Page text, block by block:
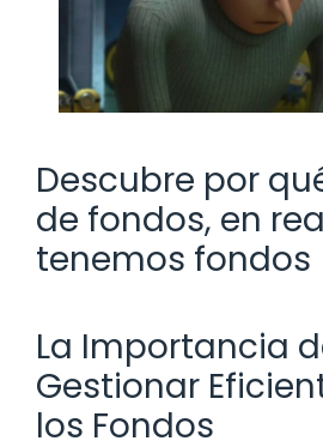
Descubre por
de fondos, en
tenemos fondos
La Importancia
Gestionar
los Fondos